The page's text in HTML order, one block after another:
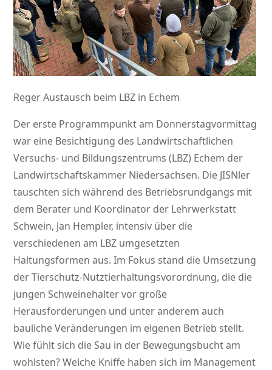
Reger Austausch beim LBZ in Echem
Der erste Programmpunkt am Donnerstagvormittag
war eine Besichtigung des Landwirtschaftlichen
Versuchs- und Bildungszentrums (LBZ) Echem der
Landwirtschaftskammer Niedersachsen. Die JISNler
tauschten sich während des Betriebsrundgangs mit
dem Berater und Koordinator der Lehrwerkstatt
Schwein, Jan Hempler, intensiv über die
verschiedenen am LBZ umgesetzten
Haltungsformen aus. Im Fokus stand die Umsetzung
der Tierschutz-Nutztierhaltungsvorordnung, die die
jungen Schweinehalter vor große
Herausforderungen und unter anderem auch
bauliche Veränderungen im eigenen Betrieb stellt.
Wie fühlt sich die Sau in der Bewegungsbucht am
wohlsten? Welche Kniffe haben sich im Management